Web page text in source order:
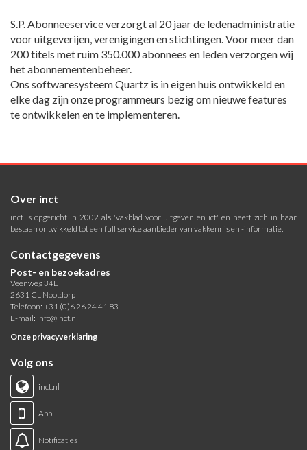
S.P. Abonneeservice verzorgt al 20 jaar de ledenadministratie
voor uitgeverijen, verenigingen en stichtingen. Voor meer dan
200 titels met ruim 350.000 abonnees en leden verzorgen wij
het abonnementenbeheer.
Ons softwaresysteem Quartz is in eigen huis ontwikkeld en
elke dag zijn onze programmeurs bezig om nieuwe features
te ontwikkelen en te implementeren.
Over inct
inct is opgericht in 2002 als 'vakblad voor uitgeven en ict' en heeft zich in haar
bestaan ontwikkeld tot een full service aanbieder van vakkennis en -informatie.
Contactgegevens
Post- en bezoekadres
Veenweg 34E
2631 CL Nootdorp
Telefoon: +31 (0)6 26 24 41 83
E-mail: info@inct.nl
Onze privacyverklaring
Volg ons
inct.nl
App
Notificaties